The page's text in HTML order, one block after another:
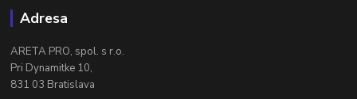
Adresa
ARETA PRO, spol. s r.o.
Pri Dynamitke 10,
831 03 Bratislava